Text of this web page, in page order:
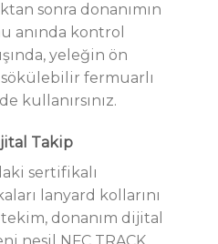
sonra donanımın
anında kontrol
yeleğin ön
sökülebilir fermuarlı
kullanırsınız.
Takip
sertifikalı
lanyard kollarını
donanım dijital